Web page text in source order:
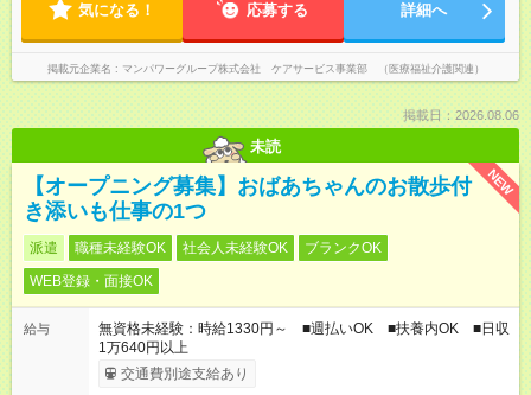
気になる！ 応募する 詳細へ
掲載元企業名 マンパワーグループ株式会社 ケアサービス事業部 （医療福祉介護関連）
掲載日：2026.08.06
未読
NEW
【オープニング募集】おばあちゃんのお散歩付
き添いも仕事の1つ
派遣 職種未経験OK 社会人未経験OK
ブランクOK
WEB登録・面接OK
給与
無資格未経験：時給1330円～ ■週払いOK ■扶養内OK ■日収
1万640円以上
交通費別途支給あり